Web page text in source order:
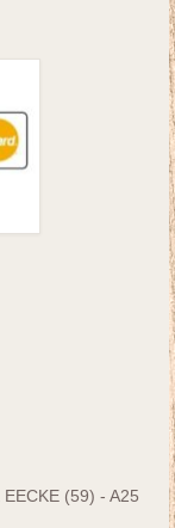
(59) - A25